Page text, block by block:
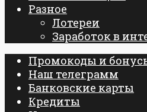
Разное
Лотереи
Заработок в
Промокоды и
Наш телеграмм
Банковские карты
Кредиты